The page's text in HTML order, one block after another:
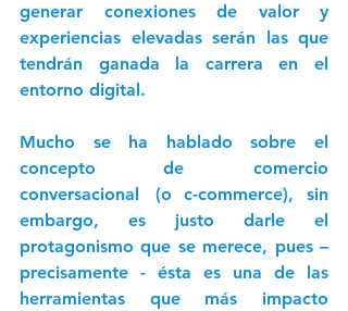
generar conexiones de valor y
experiencias elevadas serán las que
tendrán ganada la carrera en el
entorno digital.
Mucho se ha hablado sobre el
concepto de comercio
conversacional
(o c-commerce), sin
embargo, es justo darle el
protagonismo que se merece, pues –
precisamente - ésta es una de las
herramientas que más impacto